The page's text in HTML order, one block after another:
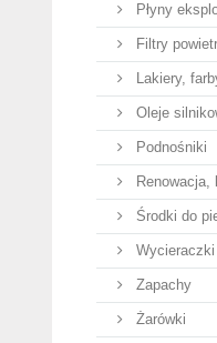
Płyny
Filtry
Lakiery,
Oleje
Podnośniki
Renowacja,
Środki do
Wycieraczki
Zapachy
Żarówki